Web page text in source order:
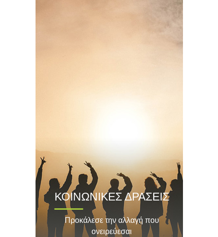
ΚΟΙΝΩΝΙΚΕΣ ΔΡΑΣΕΙΣ
Προκάλεσε την αλλαγή που
ονειρεύεσαι